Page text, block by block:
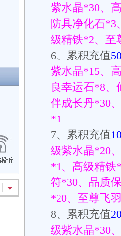
紫水晶*30、
防具净化石*3
级精铁*2、至
6、累积充值
紫水晶*15、
良幸运石*8、
伴成长丹*30
*1
7、累积充值
级紫水晶*20
*1、高级精铁
符*30、品质
*20、至尊飞羽
8、累积充值
级紫水晶*30